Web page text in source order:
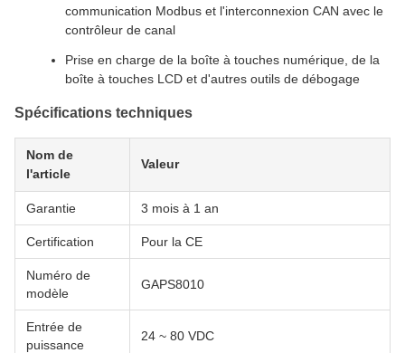
communication Modbus et l'interconnexion CAN avec le
contrôleur de canal
Prise en charge de la boîte à touches numérique, de la
boîte à touches LCD et d'autres outils de débogage
Spécifications techniques
Nom de
l'article
Valeur
Garantie 3 mois à 1 an
Certification Pour la CE
Numéro de
modèle
GAPS8010
Entrée de
puissance
24 ~ 80 VDC